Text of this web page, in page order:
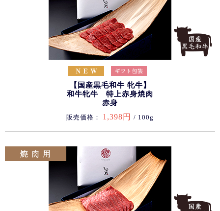
【国産黒毛和牛 牝牛】
和牛牝牛 特上赤身焼肉
赤身
販売価格： 1,398円 / 100g